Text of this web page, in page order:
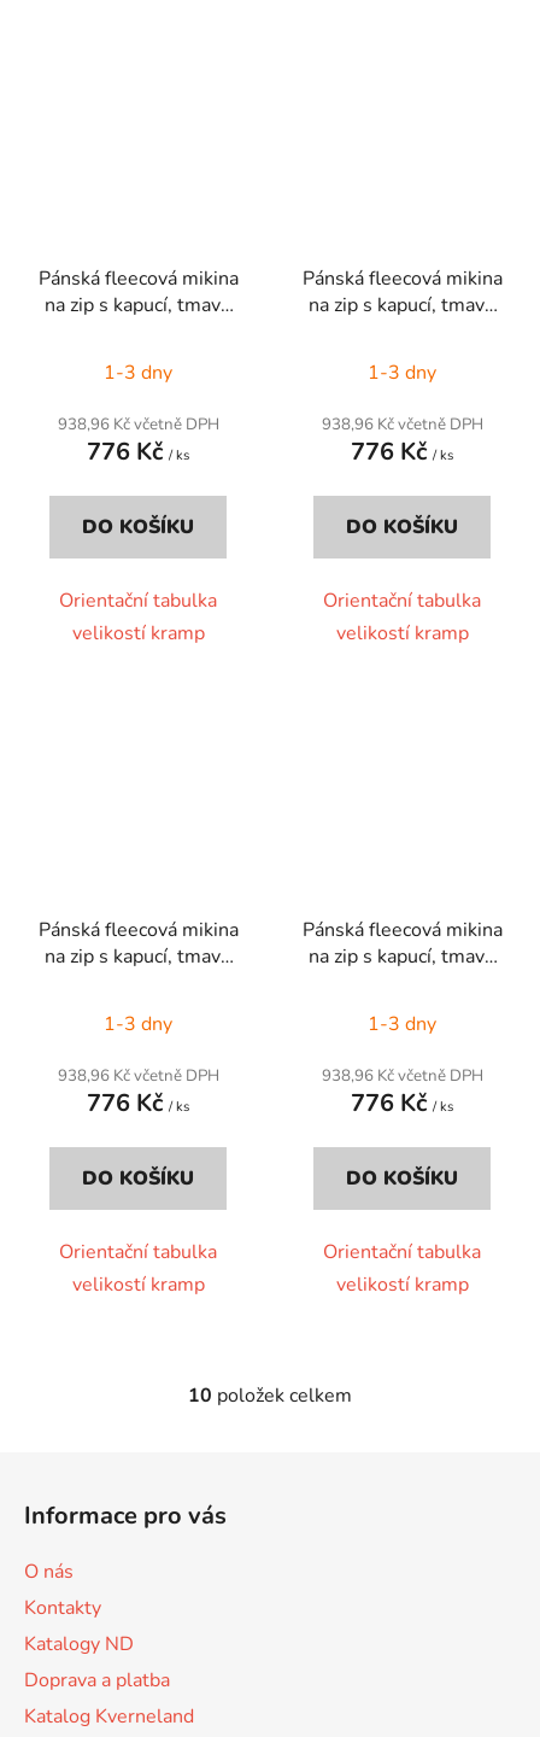
Pánská fleecová mikina
na zip s kapucí, tmavě
1-3 dny
938,96 Kč včetně DPH
776 Kč / ks
DO KOŠÍKU
Orientační tabulka
velikostí kramp
Pánská fleecová mikina
na zip s kapucí, tmavě
1-3 dny
938,96 Kč včetně DPH
776 Kč / ks
DO KOŠÍKU
Orientační tabulka
velikostí kramp
Pánská fleecová mikina
na zip s kapucí, tmavě
1-3 dny
938,96 Kč včetně DPH
776 Kč / ks
DO KOŠÍKU
Orientační tabulka
velikostí kramp
Pánská fleecová mikina
na zip s kapucí, tmavě
1-3 dny
938,96 Kč včetně DPH
776 Kč / ks
DO KOŠÍKU
Orientační tabulka
velikostí kramp
O
10 položek celkem
Informace pro vás
O nás
Kontakty
Katalogy ND
Doprava a platba
Katalog Kverneland